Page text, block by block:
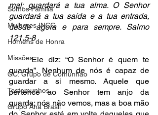
Somos Família
Mulheres INCC
Homens de Honra
Missões
GC: Grupo de Comunhão
Testemunhos
Grupo Ana Brasil
mal; guardará a tua alma. O Senhor
guardará a tua saída e a tua entrada,
desde agora e para sempre. Salmo
121.5-8
	Ele diz: “O Senhor é quem te
guarda”. Nenhum de nós é capaz de
guardar a si mesmo. Aquele que
pertence ao Senhor tem anjo da
guarda; nós não vemos, mas a boa mão